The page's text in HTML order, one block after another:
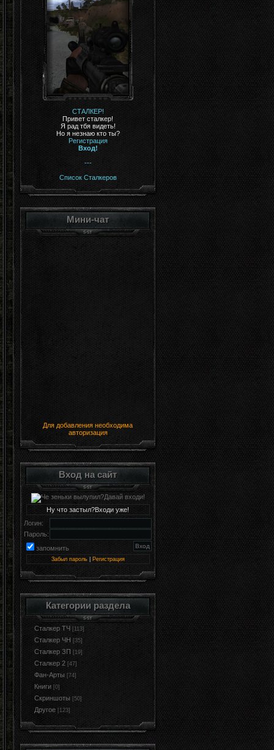
СТАЛКЕР!
Привет сталкер!
Я рад тбя видеть!
Но я незнаю кто ты?
Регистрация
Вход!
---
Список Сталкеров
Мини-чат
Для добавления необходима
авторизация
Вход на сайт
Ну что застыл?Входи уже!
Логин:
Пароль:
запомнить
Забыл пароль| Регистрация
Категории раздела
Сталкер ТЧ [113]
Сталкер ЧН [35]
Сталкер ЗП [19]
Сталкер 2 [47]
Фан-Арты [74]
Книги [0]
Cкриншоты [50]
Другое [123]